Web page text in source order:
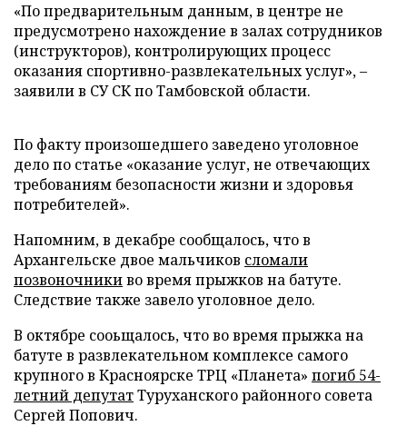
«По предварительным данным, в центре не
предусмотрено нахождение в залах сотрудников
(инструкторов), контролирующих процесс
оказания спортивно-развлекательных услуг», –
заявили в СУ СК по Тамбовской области.
По факту произошедшего заведено уголовное
дело по статье «оказание услуг, не отвечающих
требованиям безопасности жизни и здоровья
потребителей».
Напомним, в декабре сообщалось, что в
Архангельске двое мальчиков сломали
позвоночникиво время прыжков на батуте.
Следствие также завело уголовное дело.
В октябре сооьщалось, что во время прыжка на
батуте в развлекательном комплексе самого
крупного в Красноярске ТРЦ «Планета» погиб 54-
летний депутатТуруханского районного совета
Сергей Попович.